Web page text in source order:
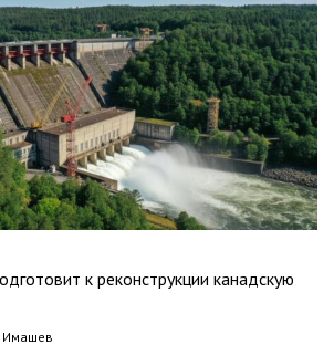
к реконструкции канадскую
Имашев